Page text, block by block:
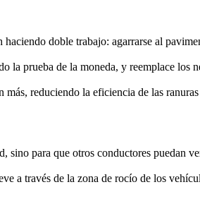
doble trabajo: agarrarse al
prueba de la moneda, y reemplace los
reduciendo la eficiencia de las
para que otros conductores puedan
a través de la zona de rocío de los